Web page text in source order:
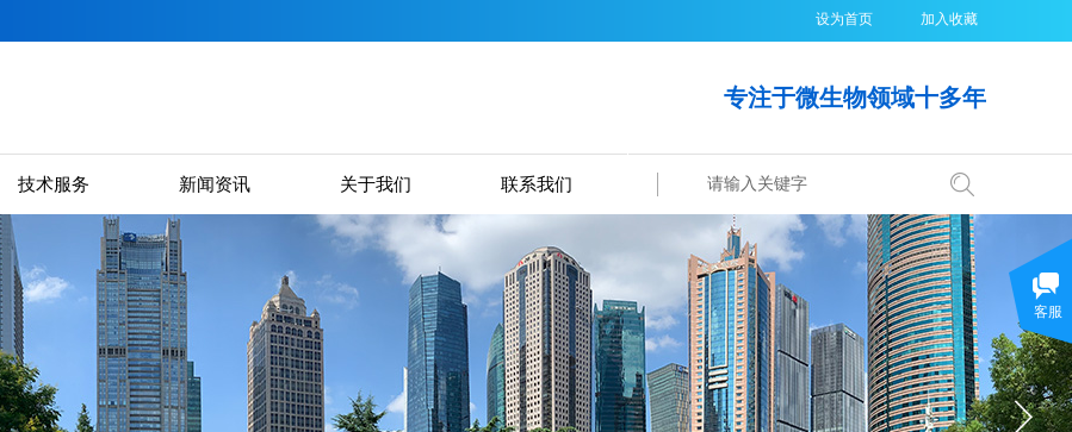
设为首页 加入收藏
专注于微生物领域十多年
技术服务 新闻资讯 关于我们 联系我们 搜索
客服